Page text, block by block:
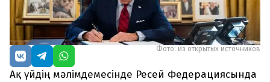
Фото: из открытых источников
Ақ үйдің мәлімдемесінде Ресей Федерациясында